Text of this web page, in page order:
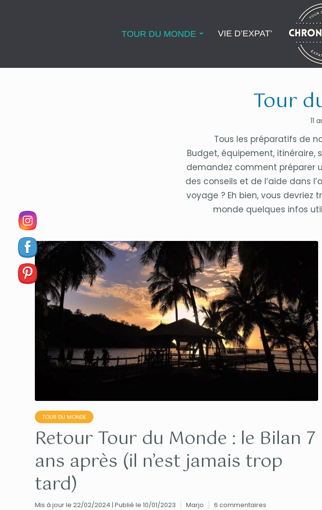
TOUR DU MONDE VIE D’EXPAT’
Tour
11
Tous les préparatifs de
Budget, équipement, itinéraire,
demandez comment préparer
des conseils et de l’aide dans
voyage ? Eh bien, vous
monde quelques infos
TOUR DU MONDE
Retour Tour du Monde : le Bilan 7
ans après (il n’est jamais trop
tard)
Mis à jour le 22/02/2024 | Publié le 10/01/2023 Marjo 6 commentaires